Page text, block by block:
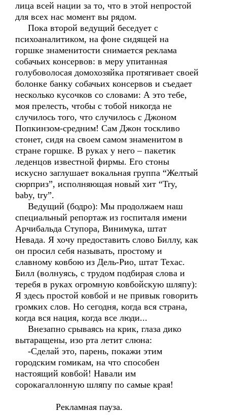
лица всей нации за то, что в этой непростой
для всех нас момент вы рядом.
Пока второй ведущий беседует с
психоаналитиком, на фоне сидящей на
горшке знаменитости снимается реклама
собачьих консервов: в меру упитанная
голубоволосая домохозяйка протягивает своей
болонке банку собачьих консервов и съедает
несколько кусочков со словами: А это тебе,
моя прелесть, чтобы с тобой никогда не
случилось того, что случилось с Джоном
Попкинзом-средним! Сам Джон тоскливо
стонет, сидя на своем самом знаменитом в
стране горшке. В руках у него – пакетик
леденцов известной фирмы. Его стоны
искусно заглушает вокальная группа “Желтый
сюрприз”, исполняющая новый хит “Try,
baby, try”.
Ведущий (бодро): Мы продолжаем наш
специальный репортаж из госпиталя имени
Арчибальда Ступора, Винимука, штат
Невада. Я хочу предоставить слово Биллу, как
он просил себя называть, простому и
славному ковбою из Дель-Рио, штат Техас.
Билл (волнуясь, с трудом подбирая слова и
теребя в руках огромную ковбойскую шляпу):
Я здесь простой ковбой и не привык говорить
громких слов. Но сегодня, когда вся страна,
когда вся нация, когда все люди...
Внезапно срываясь на крик, глаза дико
вытаращены, изо рта летит слюна:
-Сделай это, парень, покажи этим
городским гомикам, на что способен
настоящий ковбой! Навали им
сорокагаллонную шляпу по самые края!
Рекламная пауза.